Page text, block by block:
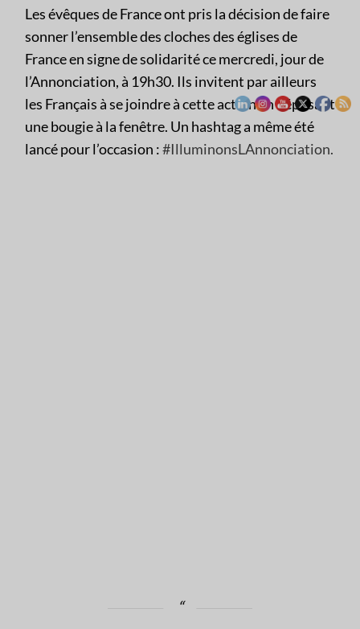
Les évêques de France ont pris la décision de faire
sonner l’ensemble des cloches des églises de
France en signe de solidarité ce mercredi, jour de
l’Annonciation, à 19h30. Ils invitent par ailleurs
les Français à se joindre à cette action en déposant
une bougie à la fenêtre. Un hashtag a même été
lancé pour l’occasion :#IlluminonsLAnnonciation.